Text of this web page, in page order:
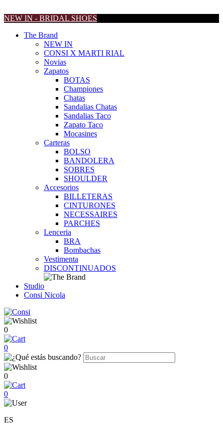
NEW IN - BRIDAL SHOES
The Brand
NEW IN
CONSI X MARTI RIAL
Novias
Zapatos
BOTAS
Championes
Chatas
Sandalias Chatas
Sandalias Taco
Zapato Taco
Mocasines
Carteras
BOLSO
BANDOLERA
SOBRES
SHOULDER
Accesorios
BILLETERAS
CINTURONES
NECESSAIRES
PARCHES
Lenceria
BRA
Bombachas
Vestimenta
DISCONTINUADOS
Studio
Consi Nicola
0
0
0
0
ES